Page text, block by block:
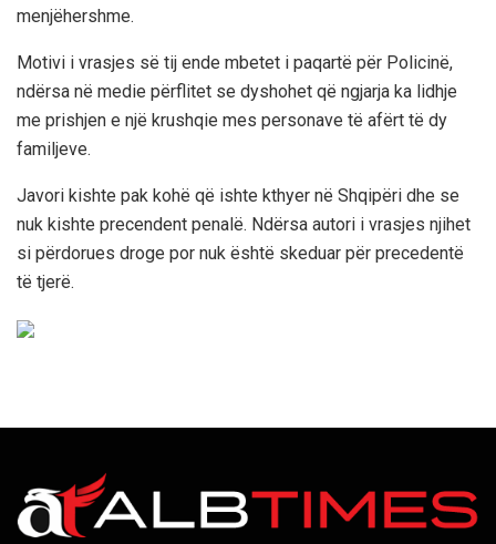
menjëhershme.
Motivi i vrasjes së tij ende mbetet i paqartë për Policinë,
ndërsa në medie përflitet se dyshohet që ngjarja ka lidhje
me prishjen e një krushqie mes personave të afërt të dy
familjeve.
Javori kishte pak kohë që ishte kthyer në Shqipëri dhe se
nuk kishte precendent penalë. Ndërsa autori i vrasjes njihet
si përdorues droge por nuk është skeduar për precedentë
të tjerë.